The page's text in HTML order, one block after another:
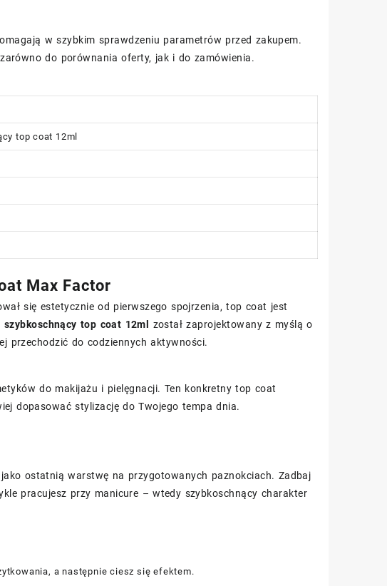
w szybkim sprawdzeniu parametrów przed zakupem.
do porównania oferty, jak i do zamówienia.
top coat 12ml
Max Factor
się estetycznie od pierwszego spojrzenia, top coat jest
top coat 12ml został zaprojektowany z myślą o
przechodzić do codziennych aktywności.
do makijażu i pielęgnacji. Ten konkretny top coat
dopasować stylizację do Twojego tempa dnia.
ostatnią warstwę na przygotowanych paznokciach. Zadbaj
pracujesz przy manicure – wtedy szybkoschnący charakter
a następnie ciesz się efektem.